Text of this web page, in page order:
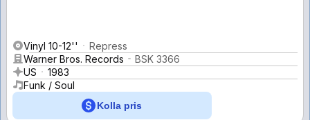
Vinyl 10-12''
Repress
Warner Bros. Records
BSK 3366
US
1983
Funk / Soul
Kolla pris